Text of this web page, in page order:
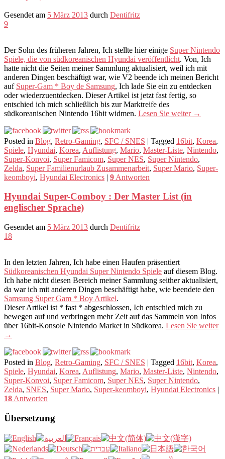
Gesendet am 5 März 2013 durch Dentifritz
9
Der Sohn des früheren Jahren, Ich stellte hier einige Super Nintendo
Spiele, die von südkoreanischen Hyundai veröffentlicht. Von, Ich
hatte nicht die Seiten meiner Sammlung aktualisiert, weil ich mit
anderen Dingen beschäftigt war, wie V2 beende ich meinen Bericht
auf Super-Gam * Boy de Samsung, Ich lade Sie ein zu entdecken
oder wiederzuentdecken. Dieser Artikel ist jetzt fast fertig, so
entschied ich mich schließlich bis zur Marktreife des
südkoreanischen Nintendo 16bit widmen. Lesen Sie weiter →
Posted in Blog, Retro-Gaming, SFC / SNES | Tagged 16bit, Korea,
Spiele, Hyundai, Korea, Auflistung, Mario, Master-Liste, Nintendo,
Super-Konvoi, Super Famicom, Super NES, Super Nintendo,
Zelda, Super Familienurlaub Zusammenarbeit, Super Mario, Super-
keomboyi, Hyundai Electronics | 9 Antworten
Hyundai Super-Comboy : Der Master List (in
englischer Sprache)
Gesendet am 5 März 2013 durch Dentifritz
18
In den letzten Jahren, Ich habe einen Haufen präsentiert
Südkoreanischen Hyundai Super Nintendo Spiele auf diesem Blog.
Ich habe nicht diesen Bereich meiner Sammlung seither aktualisiert,
da war ich mit anderen Dingen beschäftigt habe, wie beendete den
Samsung Super Gam * Boy Artikel.
Dieser Artikel ist * fast * abgeschlossen, Ich entschied mich zu
bewegen auf und verbringen mehr Zeit auf das Sammeln von Infos
über 16bit-Konsole Nintendo Market in Südkorea. Lesen Sie weiter
→
Posted in Blog, Retro-Gaming, SFC / SNES | Tagged 16bit, Korea,
Spiele, Hyundai, Korea, Auflistung, Mario, Master-Liste, Nintendo,
Super-Konvoi, Super Famicom, Super NES, Super Nintendo,
Zelda, SNES, Super Mario, Super-keomboyi, Hyundai Electronics |
18 Antworten
Übersetzung